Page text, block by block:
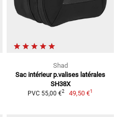
Shad
Sac intérieur p.valises latérales
SH38X
PVC 55,00 €2 49,50 €1